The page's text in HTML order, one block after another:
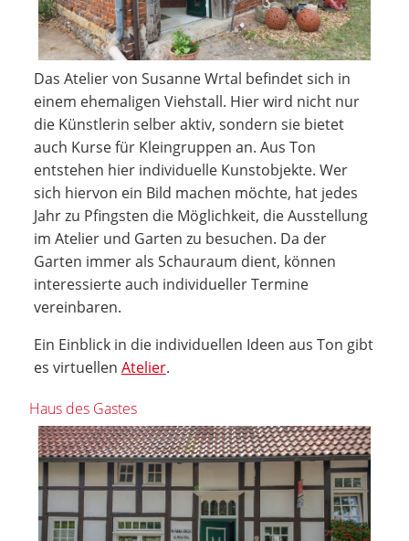
Das Atelier von Susanne Wrtal befindet sich in
einem ehemaligen Viehstall. Hier wird nicht nur
die Künstlerin selber aktiv, sondern sie bietet
auch Kurse für Kleingruppen an. Aus Ton
entstehen hier individuelle Kunstobjekte. Wer
sich hiervon ein Bild machen möchte, hat jedes
Jahr zu Pfingsten die Möglichkeit, die Ausstellung
im Atelier und Garten zu besuchen. Da der
Garten immer als Schauraum dient, können
interessierte auch individueller Termine
vereinbaren.
Ein Einblick in die individuellen Ideen aus Ton gibt
es virtuellen Atelier.
Haus des Gastes